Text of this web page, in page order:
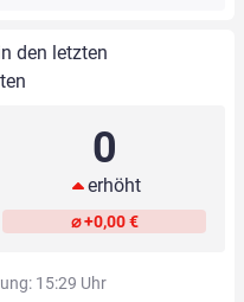
den letzten
0
erhöht
⌀ +0,00 €
15:29 Uhr